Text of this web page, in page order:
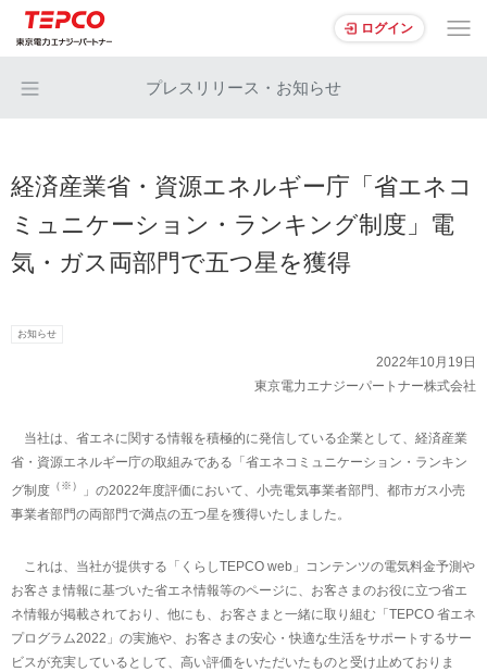
ログイン
プレスリリース・お知らせ
経済産業省・資源エネルギー庁「省エネコ
ミュニケーション・ランキング制度」電
気・ガス両部門で五つ星を獲得
お知らせ
2022年10月19日
東京電力エナジーパートナー株式会社
当社は、省エネに関する情報を積極的に発信している企業として、経済産業
省・資源エネルギー庁の取組みである「省エネコミュニケーション・ランキン
グ制度 （※）
」の2022年度評価において、小売電気事業者部門、都市ガス小売
事業者部門の両部門で満点の五つ星を獲得いたしました。
これは、当社が提供する「くらしTEPCO web」コンテンツの電気料金予測や
お客さま情報に基づいた省エネ情報等のページに、お客さまのお役に立つ省エ
ネ情報が掲載されており、他にも、お客さまと一緒に取り組む「TEPCO 省エネ
プログラム2022」の実施や、お客さまの安心・快適な生活をサポートするサー
ビスが充実しているとして、高い評価をいただいたものと受け止めておりま